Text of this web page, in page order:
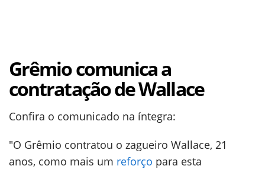
Grêmio comunica a
contratação de Wallace
Confira o comunicado na íntegra:
"O Grêmio contratou o zagueiro Wallace, 21
anos, como mais um reforço para esta